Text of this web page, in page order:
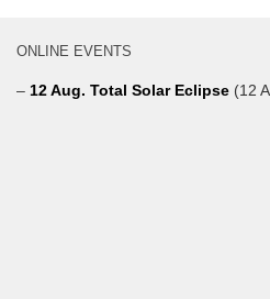
ONLINE EVENTS
– 12 Aug. Total Solar Eclipse (12